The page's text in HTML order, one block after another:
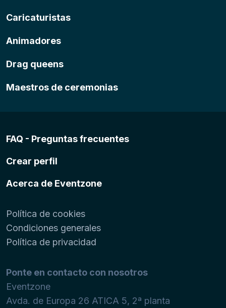
Caricaturistas
Animadores
Drag queens
Maestros de ceremonias
FAQ - Preguntas frecuentes
Crear perfil
Acerca de Eventzone
Política de cookies
Condiciones generales
Política de privacidad
Ponte en contacto con nosotros
Eventzone
Avda. de Europa 26 ATICA 5, 2ª planta